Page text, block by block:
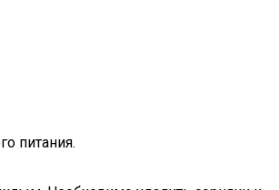
питания.